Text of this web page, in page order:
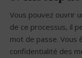
Vous pouvez ouvrir
de ce processus, il
mot de passe. Vous
confidentialité des